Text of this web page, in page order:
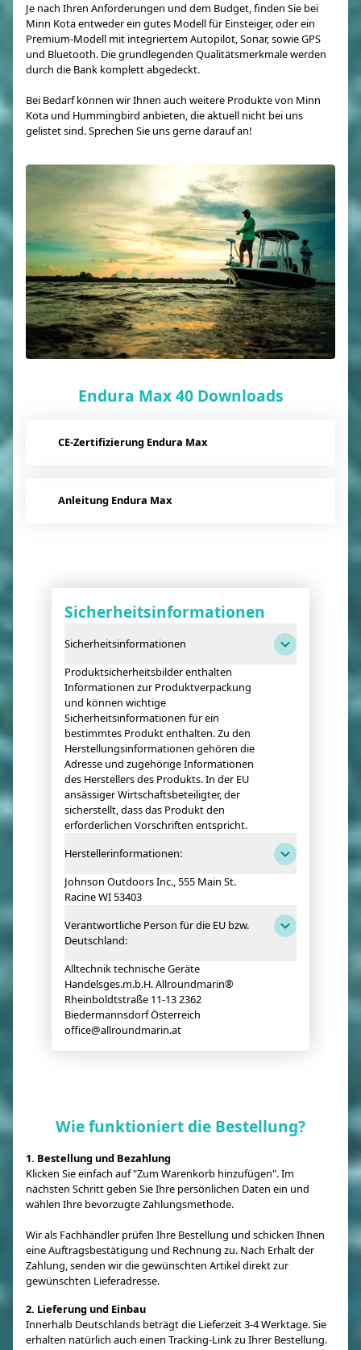
Je nach Ihren Anforderungen und dem Budget, finden Sie bei
Minn Kota entweder ein gutes Modell für Einsteiger, oder ein
Premium-Modell mit integriertem Autopilot, Sonar, sowie GPS
und Bluetooth. Die grundlegenden Qualitätsmerkmale werden
durch die Bank komplett abgedeckt.
Bei Bedarf können wir Ihnen auch weitere Produkte von Minn
Kota und Hummingbird anbieten, die aktuell nicht bei uns
gelistet sind. Sprechen Sie uns gerne darauf an!
Endura Max 40 Downloads
CE-Zertifizierung Endura Max
Anleitung Endura Max
Sicherheitsinformationen
Sicherheitsinformationen
Produktsicherheitsbilder enthalten
Informationen zur Produktverpackung
und können wichtige
Sicherheitsinformationen für ein
bestimmtes Produkt enthalten. Zu den
Herstellungsinformationen gehören die
Adresse und zugehörige Informationen
des Herstellers des Produkts. In der EU
ansässiger Wirtschaftsbeteiligter, der
sicherstellt, dass das Produkt den
erforderlichen Vorschriften entspricht.
Herstellerinformationen:
Johnson Outdoors Inc., 555 Main St.
Racine WI 53403
Verantwortliche Person für die EU bzw.
Deutschland:
Alltechnik technische Geräte
Handelsges.m.b.H. Allroundmarin®
Rheinboldtstraße 11-13 2362
Biedermannsdorf Österreich
office@allroundmarin.at
Wie funktioniert die Bestellung?
1. Bestellung und Bezahlung
Klicken Sie einfach auf "Zum Warenkorb hinzufügen". Im
nächsten Schritt geben Sie Ihre persönlichen Daten ein und
wählen Ihre bevorzugte Zahlungsmethode.
Wir als Fachhändler prüfen Ihre Bestellung und schicken Ihnen
eine Auftragsbestätigung und Rechnung zu. Nach Erhalt der
Zahlung, senden wir die gewünschten Artikel direkt zur
gewünschten Lieferadresse.
2. Lieferung und Einbau
Innerhalb Deutschlands beträgt die Lieferzeit 3-4 Werktage. Sie
erhalten natürlich auch einen Tracking-Link zu Ihrer Bestellung.